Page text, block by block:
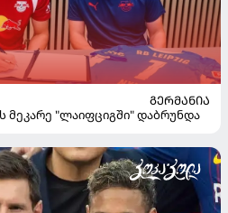
ᲒᲔᲠᲛᲐᲜᲘᲐ
მეკარე "ლაიფციგში" დაბრუნდა